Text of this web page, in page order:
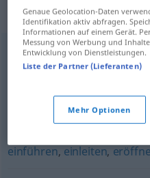
Synonyme
(jemandem) zeigen (was
,einrichten,
einführen, einleiten,
Genaue Geolocation-Daten
Identifikation aktiv abfragen.
Informationen auf einem Gerät.
Messung von Werbung und
Entwicklung von Dienstleistungen.
Liste der Partner (Lieferanten)
Mehr Optionen